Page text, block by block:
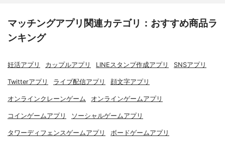
マッチングアプリ関連カテゴリ：おすすめ商品ラ
ンキング
妊活アプリ カップルアプリ LINEスタンプ作成アプリ SNSアプリ
Twitterアプリ ライブ配信アプリ 顔文字アプリ
オンラインクレーンゲーム オンラインゲームアプリ
コインゲームアプリ ソーシャルゲームアプリ
タワーディフェンスゲームアプリ ボードゲームアプリ